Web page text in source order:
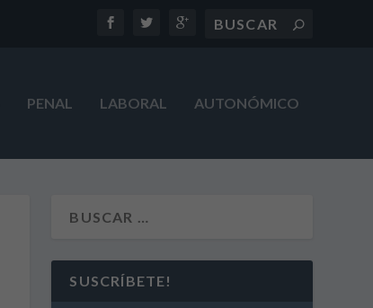
PENAL LABORAL AUTONÓMICO
SUSCRÍBETE!